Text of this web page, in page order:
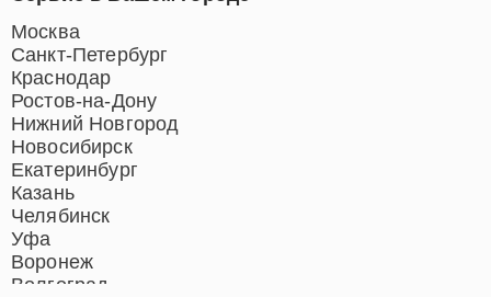
Москва
Санкт-Петербург
Краснодар
Ростов-на-Дону
Нижний Новгород
Новосибирск
Екатеринбург
Казань
Челябинск
Уфа
Воронеж
Волгоград